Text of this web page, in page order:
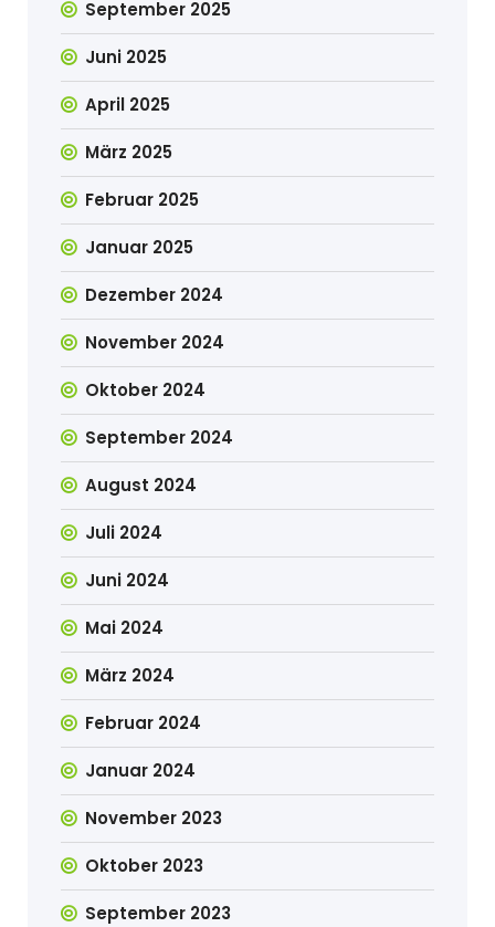
September 2025
Juni 2025
April 2025
März 2025
Februar 2025
Januar 2025
Dezember 2024
November 2024
Oktober 2024
September 2024
August 2024
Juli 2024
Juni 2024
Mai 2024
März 2024
Februar 2024
Januar 2024
November 2023
Oktober 2023
September 2023